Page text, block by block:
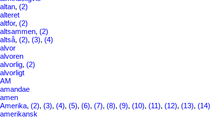
altan, (2)
alteret
altfor, (2)
altsammen, (2)
altså, (2), (3), (4)
alvor
alvoren
alvorlig, (2)
alvorligt
AM
amandae
amen
Amerika, (2), (3), (4), (5), (6), (7), (8), (9), (10), (11), (12), (13), (14)
amerikansk